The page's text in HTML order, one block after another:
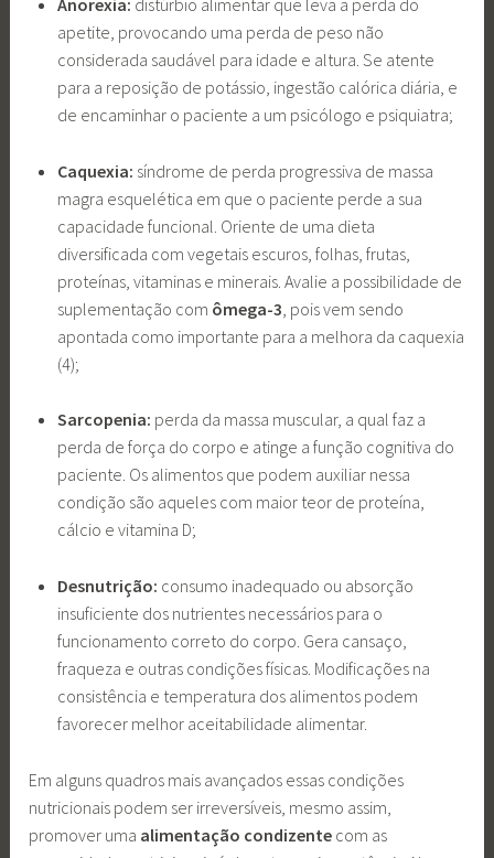
Anorexia: distúrbio alimentar que leva a perda do
apetite, provocando uma perda de peso não
considerada saudável para idade e altura. Se atente
para a reposição de potássio, ingestão calórica diária, e
de encaminhar o paciente a um psicólogo e psiquiatra;
Caquexia: síndrome de perda progressiva de massa
magra esquelética em que o paciente perde a sua
capacidade funcional. Oriente de uma dieta
diversificada com vegetais escuros, folhas, frutas,
proteínas, vitaminas e minerais. Avalie a possibilidade de
suplementação com ômega-3 , pois vem sendo
apontada como importante para a melhora da caquexia
(4);
Sarcopenia: perda da massa muscular, a qual faz a
perda de força do corpo e atinge a função cognitiva do
paciente. Os alimentos que podem auxiliar nessa
condição são aqueles com maior teor de proteína,
cálcio e vitamina D;
Desnutrição: consumo inadequado ou absorção
insuficiente dos nutrientes necessários para o
funcionamento correto do corpo. Gera cansaço,
fraqueza e outras condições físicas. Modificações na
consistência e temperatura dos alimentos podem
favorecer melhor aceitabilidade alimentar.
Em alguns quadros mais avançados essas condições
nutricionais podem ser irreversíveis, mesmo assim,
promover uma alimentação condizente com as